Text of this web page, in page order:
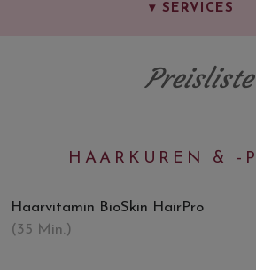
▾ SERVICES
Preisliste
HAARKUREN & -
Haarvitamin BioSkin HairPro
(35 Min.)